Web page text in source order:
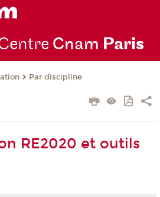
Cnam Paris
Par discipline
RE2020 et outils